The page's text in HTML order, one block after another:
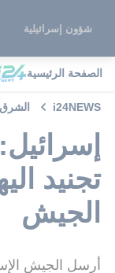
شؤون إسرائيلية
الصفحة الرئيسية
i24NEWS
تجنيد
الجيش